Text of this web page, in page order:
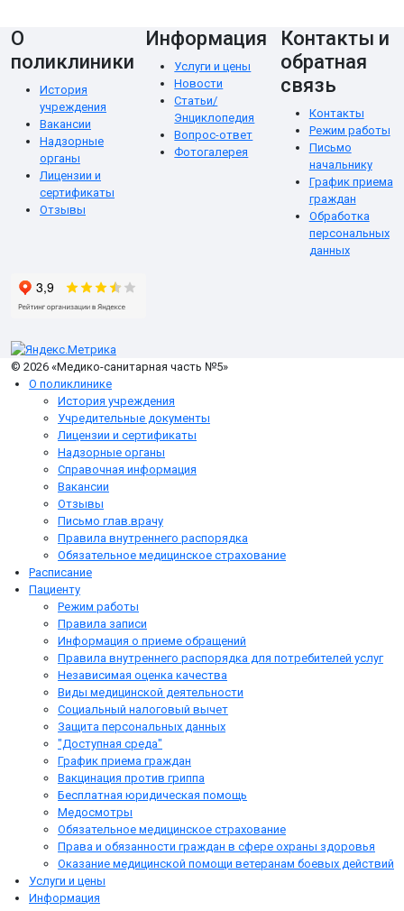
О
поликлиники
История
учреждения
Вакансии
Надзорные
органы
Лицензии и
сертификаты
Отзывы
Информация
Услуги и цены
Новости
Статьи/
Энциклопедия
Вопрос-ответ
Фотогалерея
Контакты и
обратная
связь
Контакты
Режим работы
Письмо
начальнику
График приема
граждан
Обработка
персональных
данных
© 2026 «Медико-санитарная часть №5»
О поликлинике
История учреждения
Учредительные документы
Лицензии и сертификаты
Надзорные органы
Справочная информация
Вакансии
Отзывы
Письмо глав.врачу
Правила внутреннего распорядка
Обязательное медицинское страхование
Расписание
Пациенту
Режим работы
Правила записи
Информация о приеме обращений
Правила внутреннего распорядка для потребителей услуг
Независимая оценка качества
Виды медицинской деятельности
Социальный налоговый вычет
Защита персональных данных
"Доступная среда"
График приема граждан
Вакцинация против гриппа
Бесплатная юридическая помощь
Медосмотры
Обязательное медицинское страхование
Права и обязанности граждан в сфере охраны здоровья
Оказание медицинской помощи ветеранам боевых действий
Услуги и цены
Информация